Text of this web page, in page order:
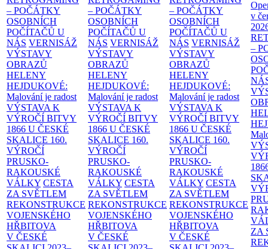
– POČÁTKY
OSOBNÍCH
POČÍTAČŮ U
NÁS VERNISÁŽ
VÝSTAVY
OBRAZŮ
HELENY
HEJDUKOVÉ:
Malování je radost
VÝSTAVA K
VÝROČÍ BITVY
1866 U ČESKÉ
SKALICE 160.
VÝROČÍ
PRUSKO-
RAKOUSKÉ
VÁLKY CESTA
ZA SVĚTLEM
REKONSTRUKCE
VOJENSKÉHO
HŘBITOVA
V ČESKÉ
– POČÁTKY
OSOBNÍCH
POČÍTAČŮ U
NÁS VERNISÁŽ
VÝSTAVY
OBRAZŮ
HELENY
HEJDUKOVÉ:
Malování je radost
VÝSTAVA K
VÝROČÍ BITVY
1866 U ČESKÉ
SKALICE 160.
VÝROČÍ
PRUSKO-
RAKOUSKÉ
VÁLKY CESTA
ZA SVĚTLEM
REKONSTRUKCE
VOJENSKÉHO
HŘBITOVA
V ČESKÉ
– POČÁTKY
OSOBNÍCH
POČÍTAČŮ U
NÁS VERNISÁŽ
VÝSTAVY
OBRAZŮ
HELENY
HEJDUKOVÉ:
Malování je radost
VÝSTAVA K
VÝROČÍ BITVY
1866 U ČESKÉ
SKALICE 160.
VÝROČÍ
PRUSKO-
RAKOUSKÉ
VÁLKY CESTA
ZA SVĚTLEM
REKONSTRUKCE
VOJENSKÉHO
HŘBITOVA
V ČESKÉ
v
–
ZA